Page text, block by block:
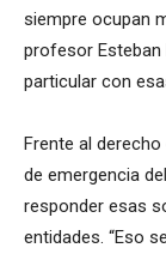
siempre ocupan
profesor Esteban
particular con
Frente al
de emergencia
responder esas
entidades. “Eso